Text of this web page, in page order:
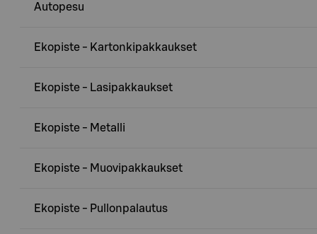
Autopesu
Ekopiste - Kartonkipakkaukset
Ekopiste - Lasipakkaukset
Ekopiste - Metalli
Ekopiste - Muovipakkaukset
Ekopiste - Pullonpalautus